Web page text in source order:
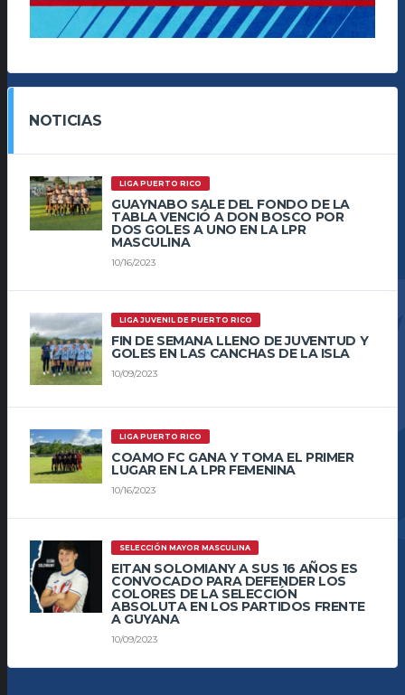
NOTICIAS
LIGA PUERTO RICO
GUAYNABO SALE DEL FONDO DE LA
TABLA VENCIÓ A DON BOSCO POR
DOS GOLES A UNO EN LA LPR
MASCULINA
10/16/2023
LIGA JUVENIL DE PUERTO RICO
FIN DE SEMANA LLENO DE JUVENTUD Y
GOLES EN LAS CANCHAS DE LA ISLA
10/09/2023
LIGA PUERTO RICO
COAMO FC GANA Y TOMA EL PRIMER
LUGAR EN LA LPR FEMENINA
10/16/2023
SELECCIÓN MAYOR MASCULINA
EITAN SOLOMIANY A SUS 16 AÑOS ES
CONVOCADO PARA DEFENDER LOS
COLORES DE LA SELECCIÓN
ABSOLUTA EN LOS PARTIDOS FRENTE
A GUYANA
10/09/2023